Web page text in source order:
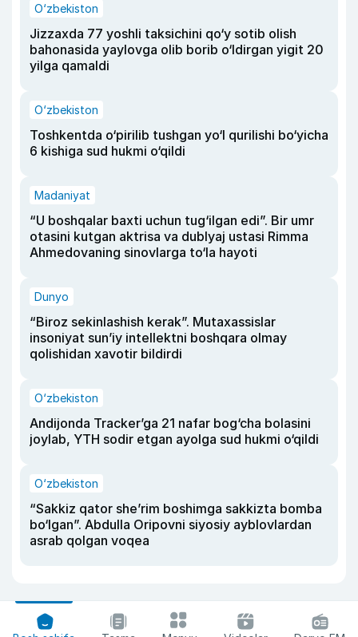
O‘zbekiston
Jizzaxda 77 yoshli taksichini qo‘y sotib olish
bahonasida yaylovga olib borib o‘ldirgan yigit 20
yilga qamaldi
O‘zbekiston
Toshkentda o‘pirilib tushgan yo‘l qurilishi bo‘yicha
6 kishiga sud hukmi o‘qildi
Madaniyat
“U boshqalar baxti uchun tug‘ilgan edi”. Bir umr
otasini kutgan aktrisa va dublyaj ustasi Rimma
Ahmedovaning sinovlarga to‘la hayoti
Dunyo
“Biroz sekinlashish kerak”. Mutaxassislar
insoniyat sun’iy intellektni boshqara olmay
qolishidan xavotir bildirdi
O‘zbekiston
Andijonda Tracker’ga 21 nafar bog‘cha bolasini
joylab, YTH sodir etgan ayolga sud hukmi o‘qildi
O‘zbekiston
“Sakkiz qator she’rim boshimga sakkizta bomba
bo‘lgan”. Abdulla Oripovni siyosiy ayblovlardan
asrab qolgan voqea